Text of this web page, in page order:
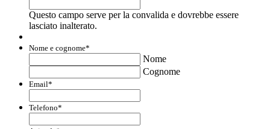
Questo campo serve per la convalida e dovrebbe essere
lasciato inalterato.
Nome e cognome*
Nome
Cognome
Email*
Telefono*